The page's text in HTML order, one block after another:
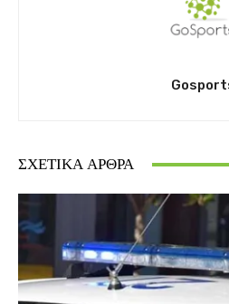
ΣΧΕΤΙΚΆ ΆΡΘΡΑ